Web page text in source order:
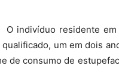
O indivíduo residente
um em dois
de consumo de